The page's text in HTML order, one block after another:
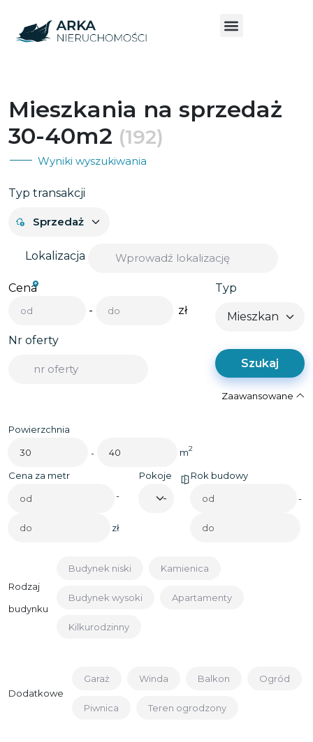
Mieszkania na sprzedaż
30-40m2 (192)
Wyniki wyszukiwania
Typ transakcji
Lokalizacja
Cena
-
zł
Typ
Nr oferty
Szukaj
Zaawansowane
Powierzchnia
- m2
Cena za metr
-
zł
Pokoje Rok budowy
-
Rodzaj
budynku
Budynek niski Kamienica
Budynek wysoki Apartamenty
Kilkurodzinny
Dodatkowe
Garaż Winda Balkon Ogród
Piwnica Teren ogrodzony